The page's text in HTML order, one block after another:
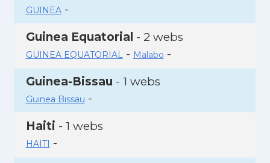
GUINEA-
Guinea Equatorial - 2 webs
GUINEA EQUATORIAL- Malabo -
Guinea-Bissau - 1 webs
Guinea Bissau -
Haiti - 1 webs
HAITI -